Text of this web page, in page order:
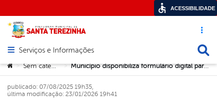
Acesso
Abrir menu principal de navegação
Serviços e Informações
Você está aqui:
> Sem categoria > Município disponibiliza formulário digital para indicação de sugestões LOA e PAA
publicado: 07/08/2025 19h35,
última modificação: 23/01/2026 19h41
ACESSIBILIDADE